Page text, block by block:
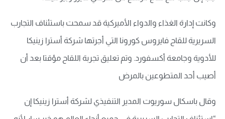
وكانت إدارة الغذاء والدواء الأميركية قد سمحت باستئناف التجارب
السريرية للقاح فايروس كورونا التي أجرتها شركة أسترا زينيكا
للأدوية وجامعة أكسفورد. وتم تعليق تجربة اللقاح مؤقتا بعد أن
أصيب أحد المتطوعين بالمرض
وقال باسكال سوريوت المدير التنفيذي لشركة أسترا زينيكا إن